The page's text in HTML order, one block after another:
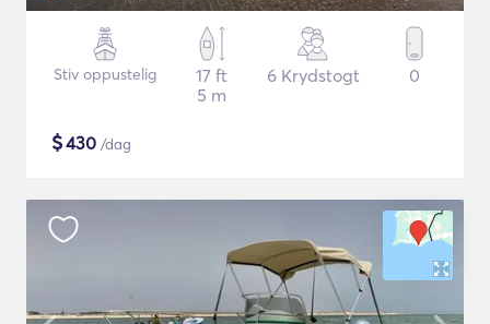
Stiv oppustelig
17 ft
5 m
6 Krydstogt 0
$430 /dag